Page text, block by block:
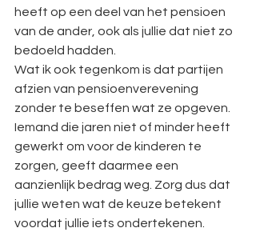
heeft op een deel van het pensioen
van de ander, ook als jullie dat niet zo
bedoeld hadden.
Wat ik ook tegenkom is dat partijen
afzien van pensioenverevening
zonder te beseffen wat ze opgeven.
Iemand die jaren niet of minder heeft
gewerkt om voor de kinderen te
zorgen, geeft daarmee een
aanzienlijk bedrag weg. Zorg dus dat
jullie weten wat de keuze betekent
voordat jullie iets ondertekenen.